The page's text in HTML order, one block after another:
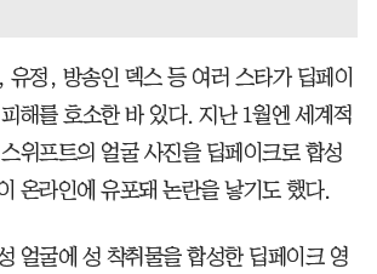
유정, 방송인 덱스 등 여러 스타가 딥페이
해를 호소한 바 있다. 지난 1월엔 세계적
위프트의 얼굴 사진을 딥페이크로 합성
온라인에 유포돼 논란을 낳기도 했다.
얼굴에 성 착취물을 합성한 딥페이크 영